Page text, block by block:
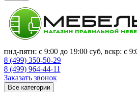
пнд-пятн: с 9:00 до 19:00 суб, вскр: с
8 (499) 350-50-29
8 (499) 964-44-11
Заказать звонок
Все категории